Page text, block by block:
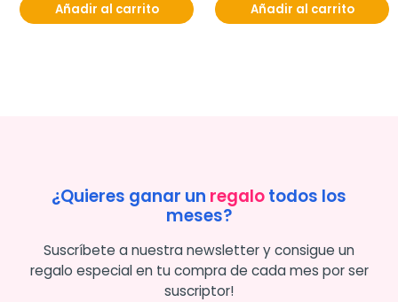
Añadir al carrito Añadir al carrito
¿Quieres ganar un regalotodos los
meses?
Suscríbete a nuestra newsletter y consigue un
regalo especial en tu compra de cada mes por ser
suscriptor!